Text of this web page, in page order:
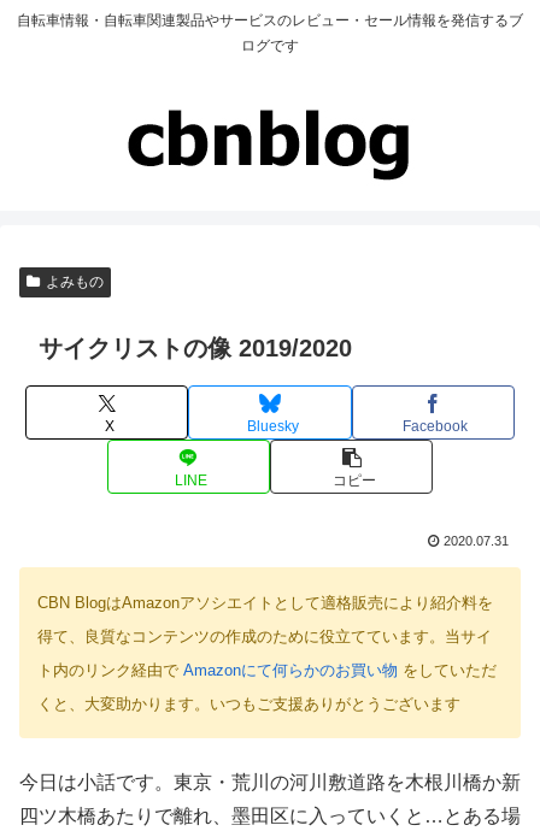
自転車情報・自転車関連製品やサービスのレビュー・セール情報を発信するブ
ログです
よみもの
サイクリストの像 2019/2020
X Bluesky Facebook
LINE コピー
2020.07.31
CBN BlogはAmazonアソシエイトとして適格販売により紹介料を
得て、良質なコンテンツの作成のために役立てています。当サイ
ト内のリンク経由で Amazonにて何らかのお買い物 をしていただ
くと、大変助かります。いつもご支援ありがとうございます
今日は小話です。東京・荒川の河川敷道路を木根川橋か新
四ツ木橋あたりで離れ、墨田区に入っていくと…とある場